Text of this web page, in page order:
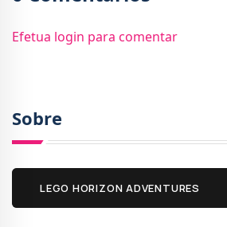
Efetua login para comentar
Sobre
LEGO HORIZON ADVENTURES